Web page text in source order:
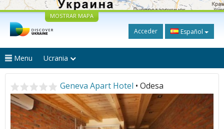
MOSTRAR MAPA
Acceder Español
Menu Ucrania
Geneva Apart Hotel • Odesa